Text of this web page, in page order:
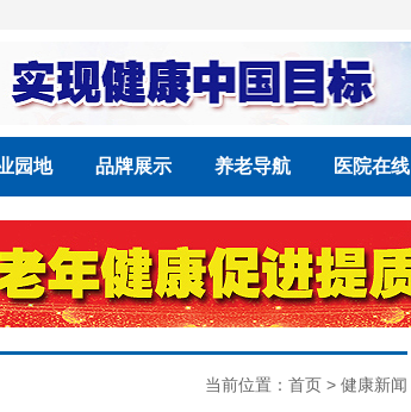
园地 品牌展示 养老导航 医院在线
当前位置： 首页 > 健康新闻